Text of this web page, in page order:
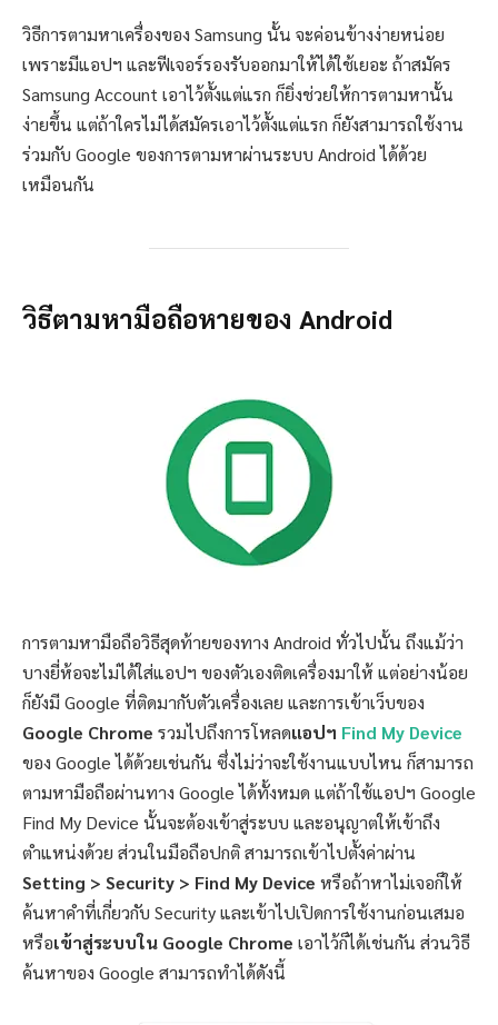
วิธีการตามหาเครื่องของ Samsung นั้น จะค่อนข้างง่ายหน่อย
เพราะมีแอปฯ และฟีเจอร์รองรับออกมาให้ได้ใช้เยอะ ถ้าสมัคร
Samsung Account เอาไว้ตั้งแต่แรก ก็ยิ่งช่วยให้การตามหานั้น
ง่ายขึ้น แต่ถ้าใครไม่ได้สมัครเอาไว้ตั้งแต่แรก ก็ยังสามารถใช้งาน
ร่วมกับ Google ของการตามหาผ่านระบบ Android ได้ด้วย
เหมือนกัน
วิธีตามหามือถือหายของ Android
การตามหามือถือวิธีสุดท้ายของทาง Android ทั่วไปนั้น ถึงแม้ว่า
บางยี่ห้อจะไม่ได้ใส่แอปฯ ของตัวเองติดเครื่องมาให้ แต่อย่างน้อย
ก็ยังมี Google ที่ติดมากับตัวเครื่องเลย และการเข้าเว็บของ
Google Chrome รวมไปถึงการโหลดแอปฯ Find My Device
ของ Google ได้ด้วยเช่นกัน ซึ่งไม่ว่าจะใช้งานแบบไหน ก็สามารถ
ตามหามือถือผ่านทาง Google ได้ทั้งหมด แต่ถ้าใช้แอปฯ Google
Find My Device นั้นจะต้องเข้าสู่ระบบ และอนุญาตให้เข้าถึง
ตำแหน่งด้วย ส่วนในมือถือปกติ สามารถเข้าไปตั้งค่าผ่าน
Setting > Security > Find My Device หรือถ้าหาไม่เจอก็ให้
ค้นหาคำที่เกี่ยวกับ Security และเข้าไปเปิดการใช้งานก่อนเสมอ
หรือเข้าสู่ระบบใน Google Chrome เอาไว้ก็ได้เช่นกัน ส่วนวิธี
ค้นหาของ Google สามารถทำได้ดังนี้